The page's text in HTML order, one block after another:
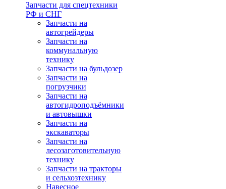
Запчасти для спецтехники
РФ и СНГ
Запчасти на
автогрейдеры
Запчасти на
коммунальную
технику
Запчасти на бульдозер
Запчасти на
погрузчики
Запчасти на
автогидроподъёмники
и автовышки
Запчасти на
экскаваторы
Запчасти на
лесозаготовительную
технику
Запчасти на тракторы
и сельхозтехнику
Навесное